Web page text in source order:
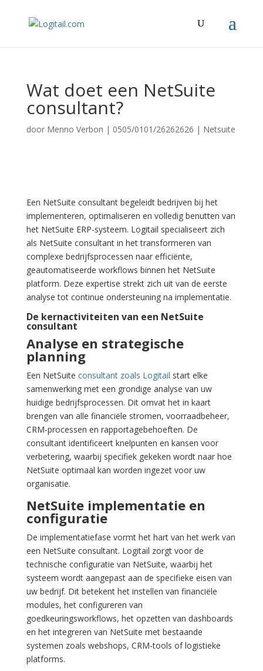
Wat doet een NetSuite
consultant?
door Menno Verbon | 0505/0101/26262626 | Netsuite
Een NetSuite consultant begeleidt bedrijven bij het
implementeren, optimaliseren en volledig benutten van
het NetSuite ERP-systeem. Logitail specialiseert zich
als NetSuite consultant in het transformeren van
complexe bedrijfsprocessen naar efficiënte,
geautomatiseerde workflows binnen het NetSuite
platform. Deze expertise strekt zich uit van de eerste
analyse tot continue ondersteuning na implementatie.
De kernactiviteiten van een NetSuite
consultant
Analyse en strategische
planning
Een NetSuite consultant zoals Logitail start elke
samenwerking met een grondige analyse van uw
huidige bedrijfsprocessen. Dit omvat het in kaart
brengen van alle financiële stromen, voorraadbeheer,
CRM-processen en rapportagebehoeften. De
consultant identificeert knelpunten en kansen voor
verbetering, waarbij specifiek gekeken wordt naar hoe
NetSuite optimaal kan worden ingezet voor uw
organisatie.
NetSuite implementatie en
configuratie
De implementatiefase vormt het hart van het werk van
een NetSuite consultant. Logitail zorgt voor de
technische configuratie van NetSuite, waarbij het
systeem wordt aangepast aan de specifieke eisen van
uw bedrijf. Dit betekent het instellen van financiële
modules, het configureren van
goedkeuringsworkflows, het opzetten van dashboards
en het integreren van NetSuite met bestaande
systemen zoals webshops, CRM-tools of logistieke
platforms.